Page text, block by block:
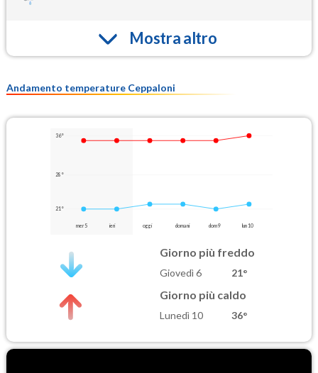
Mostra altro
Andamento temperature Ceppaloni
36°
28°
21°
mer 5 ieri oggi domani dom 9 lun 10
Giorno più freddo
Giovedì 6 21°
Giorno più caldo
Lunedì 10 36°